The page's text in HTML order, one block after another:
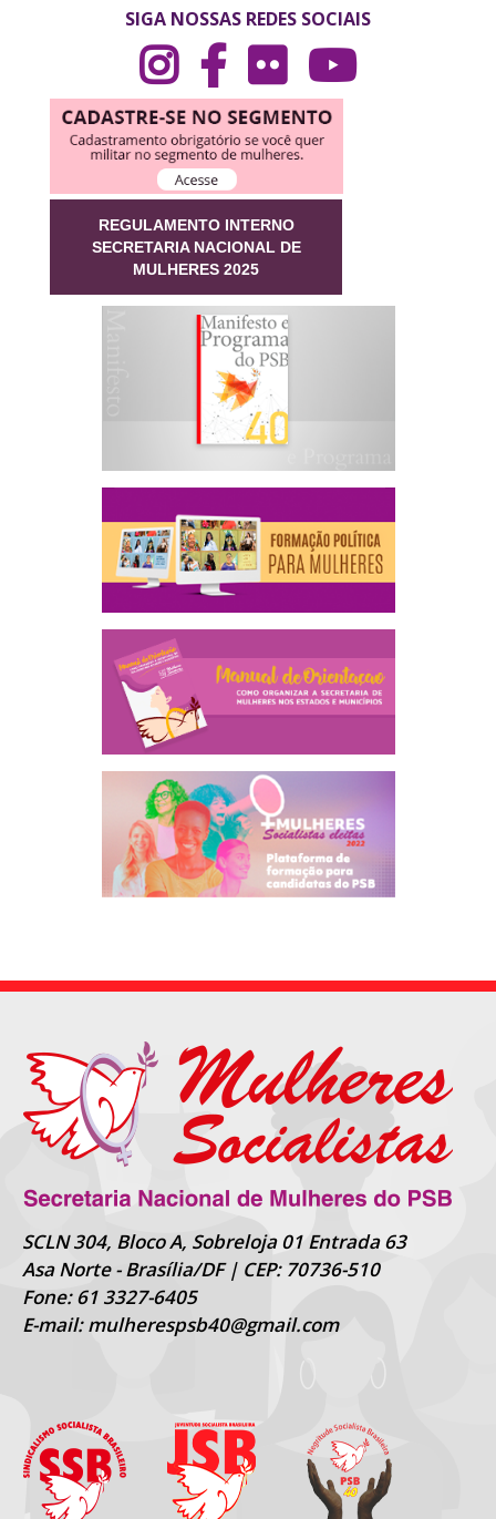
SIGA NOSSAS REDES SOCIAIS
REGULAMENTO INTERNO
SECRETARIA NACIONAL DE
MULHERES 2025
SCLN 304, Bloco A, Sobreloja 01 Entrada 63
Asa Norte - Brasília/DF | CEP: 70736-510
Fone: 61 3327-6405
E-mail: mulherespsb40@gmail.com